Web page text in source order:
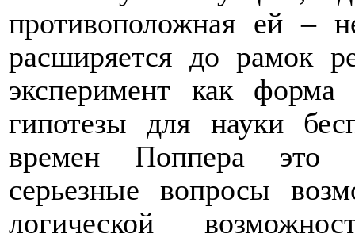
противоположная ей –
расширяется до рамок
эксперимент как
гипотезы для науки
времен Поппера это
серьезные вопросы
логической